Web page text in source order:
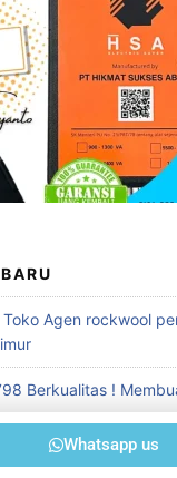
Agen rockwool
Berkualitas !
Penjualan
Whatsapp us